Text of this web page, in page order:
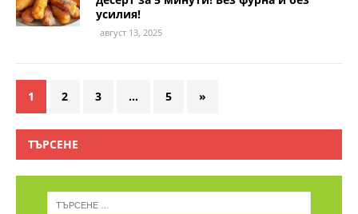
усилия!
август 13, 2025
1 2 3 … 5 »
ТЪРСЕНЕ